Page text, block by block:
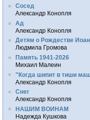
Сосед
Александр Конопля
Ад
Александр Конопля
Детям о Рождестве
Людмила Громова
Память 1941-2026
Михаил Малеин
"Когда шипит в тиши
Александр Конопля
Снег
Александр Конопля
НАШИМ ВОИНАМ
Надежда Кушкова